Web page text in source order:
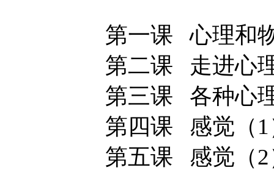
第一课 心理和
第二课 走进心
第三课 各种心
第四课 感觉（1
第五课 感觉（2